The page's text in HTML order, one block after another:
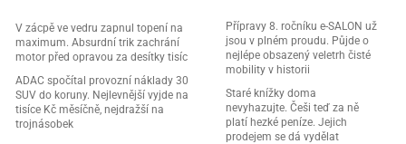
V zácpě ve vedru zapnul topení na
maximum. Absurdní trik zachrání
motor před opravou za desítky tisíc
ADAC spočítal provozní náklady 30
SUV do koruny. Nejlevnější vyjde na
tisíce Kč měsíčně, nejdražší na
trojnásobek
Přípravy 8. ročníku e-SALON už
jsou v plném proudu. Půjde o
nejlépe obsazený veletrh čisté
mobility v historii
Staré knížky doma
nevyhazujte. Češi teď za ně
platí hezké peníze. Jejich
prodejem se dá vydělat